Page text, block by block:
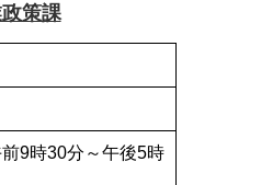
策課
9時30分～午後5時